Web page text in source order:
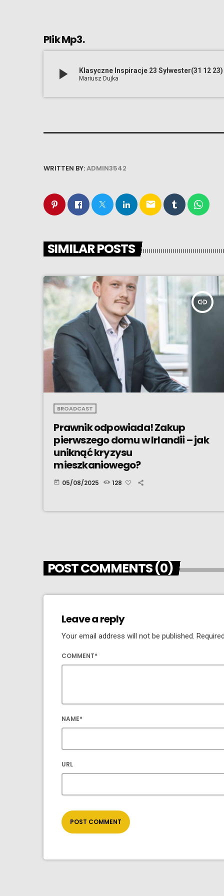
Plik Mp3.
play_arrow Klasyczne Inspiracje 23 Sylwester(31 12 23)
Mariusz Dujka
WRITTEN BY:ADMIN3542
email
SIMILAR POSTS
insert_link
BROADCAST
Prawnik odpowiada! Zakup
pierwszego domu w Irlandii – jak
uniknąć kryzysu
mieszkaniowego?
today 05/08/2025 128
POST COMMENTS (0)
Leave a reply
Your email address will not be published.
COMMENT*
NAME*
URL